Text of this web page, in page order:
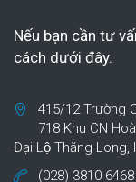
Nếu bạn cần tư
cách dưới đây.
415/12 Trường
718 Khu CN
Đại Lộ Thăng Long,
(028) 3810